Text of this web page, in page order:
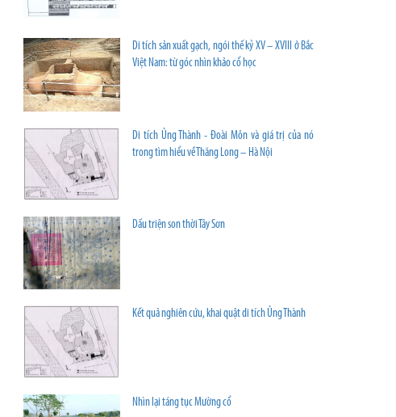
Di tích sản xuất gạch, ngói thế kỷ XV – XVIII ở Bắc
Việt Nam: từ góc nhìn khảo cổ học
Di tích Ủng Thành - Đoài Môn và giá trị của nó
trong tìm hiểu về Thăng Long – Hà Nội
Dấu triện son thời Tây Sơn
Kết quả nghiên cứu, khai quật di tích Ủng Thành
Nhìn lại táng tục Mường cổ